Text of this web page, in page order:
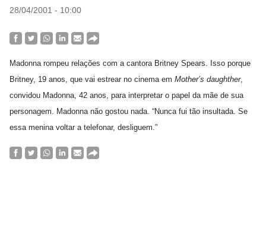
28/04/2001 - 10:00
Madonna rompeu relações com a cantora Britney Spears. Isso porque
Britney, 19 anos, que vai estrear no cinema em Mother’s daughther,
convidou Madonna, 42 anos, para interpretar o papel da mãe de sua
personagem. Madonna não gostou nada. “Nunca fui tão insultada. Se
essa menina voltar a telefonar, desliguem.”